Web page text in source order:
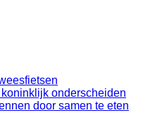
onderscheiden
door samen te eten